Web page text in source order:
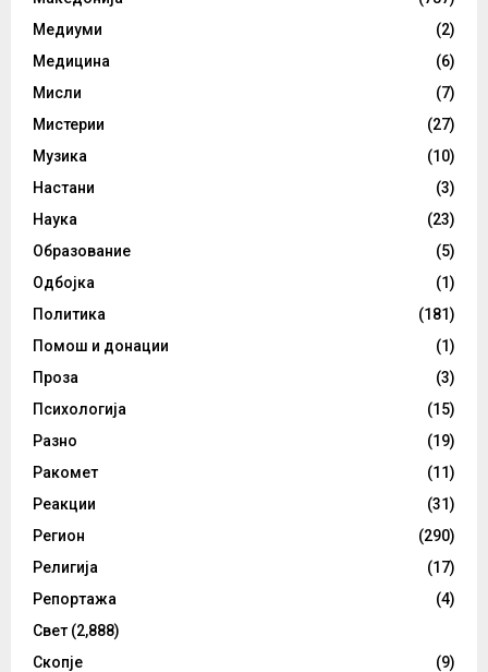
Медиуми
(2)
Медицина
(6)
Мисли
(7)
Мистерии
(27)
Музика
(10)
Настани
(3)
Наука
(23)
Образование
(5)
Одбојка
(1)
Политика
(181)
Помош и донации
(1)
Проза
(3)
Психологија
(15)
Разно
(19)
Ракомет
(11)
Реакции
(31)
Регион
(290)
Религија
(17)
Репортажа
(4)
Свет (2,888)
Скопје
(9)